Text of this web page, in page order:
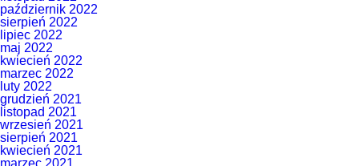
październik 2022
sierpień 2022
lipiec 2022
maj 2022
kwiecień 2022
marzec 2022
luty 2022
grudzień 2021
listopad 2021
wrzesień 2021
sierpień 2021
kwiecień 2021
marzec 2021